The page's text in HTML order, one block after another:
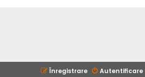
Autentificare
Înregistrare